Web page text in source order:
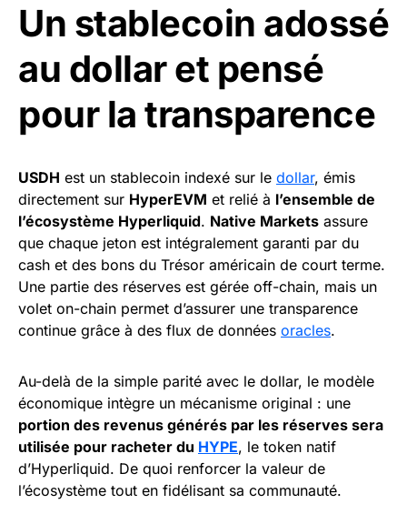
Un stablecoin adossé
au dollar et pensé
pour la transparence
USDH est un stablecoin indexé sur le dollar, émis
directement sur HyperEVM et relié à l’ensemble de
l’écosystème Hyperliquid. Native Markets assure
que chaque jeton est intégralement garanti par du
cash et des bons du Trésor américain de court terme.
Une partie des réserves est gérée off-chain, mais un
volet on-chain permet d’assurer une transparence
continue grâce à des flux de données oracles.
Au-delà de la simple parité avec le dollar, le modèle
économique intègre un mécanisme original : une
portion des revenus générés par les réserves sera
utilisée pour racheter du HYPE, le token natif
d’Hyperliquid. De quoi renforcer la valeur de
l’écosystème tout en fidélisant sa communauté.